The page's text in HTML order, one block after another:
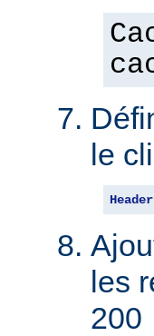
le
Header
les
200